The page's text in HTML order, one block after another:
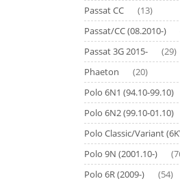
Passat CC (13)
Passat/CC (08.2010-)
Passat 3G 2015- (29)
Phaeton (20)
Polo 6N1 (94.10-99.10)
Polo 6N2 (99.10-01.10)
Polo Classic/Variant
Polo 9N (2001.10-)
Polo 6R (2009-) (54)